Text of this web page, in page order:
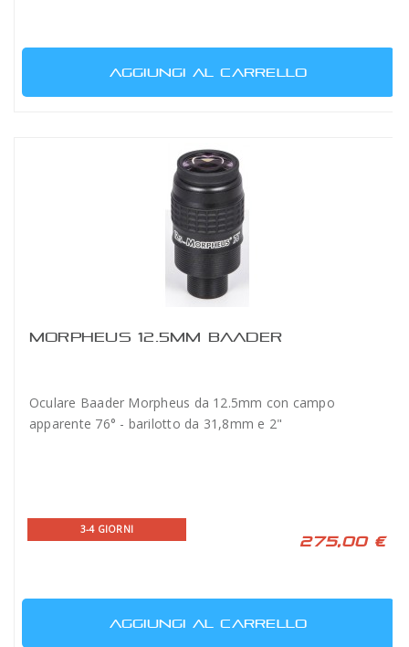
AGGIUNGI AL CARRELLO
MORPHEUS 12.5MM BAADER
Oculare Baader Morpheus da 12.5mm con campo
apparente 76° - barilotto da 31,8mm e 2"
3-4 GIORNI
275,00 €
AGGIUNGI AL CARRELLO